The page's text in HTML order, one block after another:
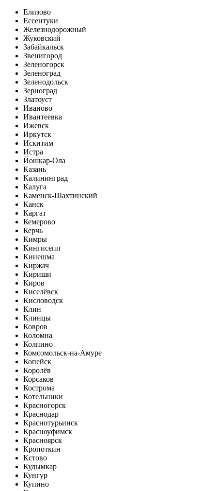
Елизово
Ессентуки
Железнодорожный
Жуковский
Забайкальск
Звенигород
Зеленогорск
Зеленоград
Зеленодольск
Зерноград
Златоуст
Иваново
Ивантеевка
Ижевск
Иркутск
Искитим
Истра
Йошкар-Ола
Казань
Калининград
Калуга
Каменск-Шахтинский
Канск
Каргат
Кемерово
Керчь
Кимры
Кингисепп
Кинешма
Киржач
Кириши
Киров
Киселёвск
Кисловодск
Клин
Клинцы
Ковров
Коломна
Колпино
Комсомольск-на-Амуре
Копейск
Королёв
Корсаков
Кострома
Котельники
Красногорск
Краснодар
Краснотурьинск
Красноуфимск
Красноярск
Кропоткин
Кстово
Кудымкар
Кунгур
Купино